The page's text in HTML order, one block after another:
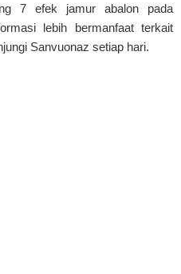
7 efek jamur abalon pada
lebih bermanfaat terkait
Sanvuonaz setiap hari.